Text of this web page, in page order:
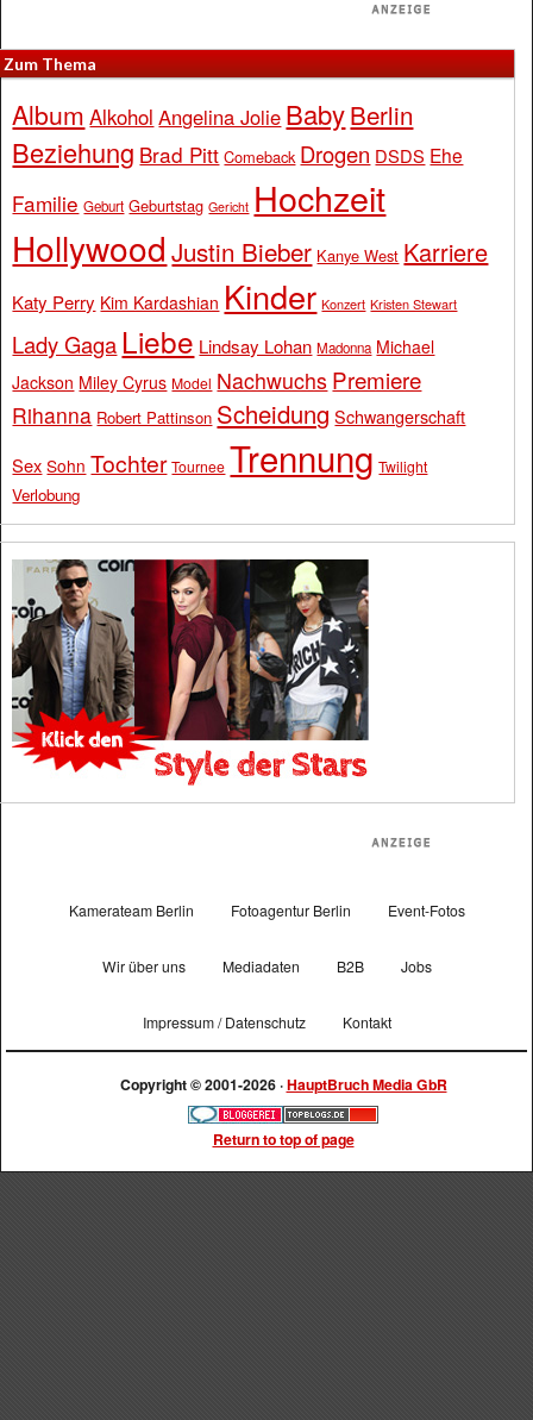
Zum Thema
Album Alkohol Angelina Jolie BabyBerlin
Beziehung Brad Pitt Comeback Drogen DSDS Ehe
Familie Geburt Geburtstag Gericht Hochzeit
Hollywood Justin Bieber Kanye West Karriere
Katy Perry Kim Kardashian Kinder Konzert Kristen Stewart
Lady Gaga Liebe Lindsay Lohan Madonna Michael
Jackson Miley Cyrus Model Nachwuchs Premiere
Rihanna Robert Pattinson Scheidung Schwangerschaft
Sex Sohn Tochter Tournee Trennung Twilight
Verlobung
Kamerateam Berlin Fotoagentur Berlin Event-Fotos
Wir über uns Mediadaten B2B Jobs
Impressum / Datenschutz Kontakt
Copyright © 2001-2026 ·HauptBruch Media GbR
Return to top of page